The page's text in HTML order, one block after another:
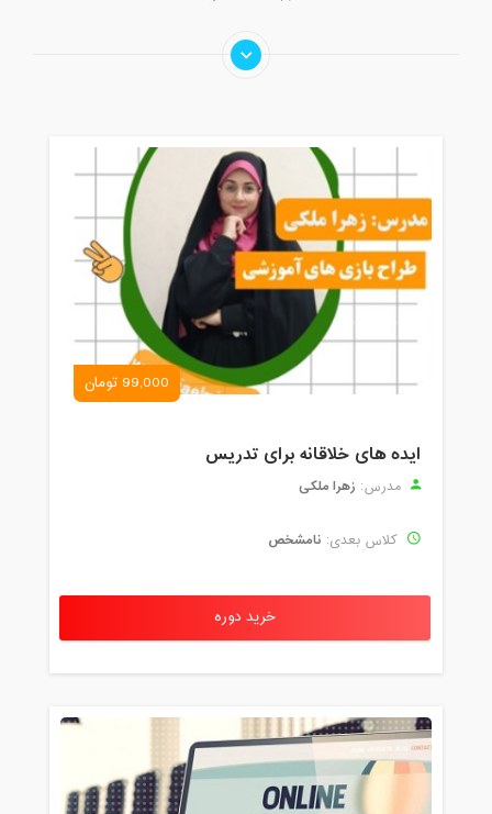
99,000 تومان
ایده های خلاقانه برای تدریس
مدرس: زهرا ملکی
کلاس بعدی: نامشخص
خرید دوره